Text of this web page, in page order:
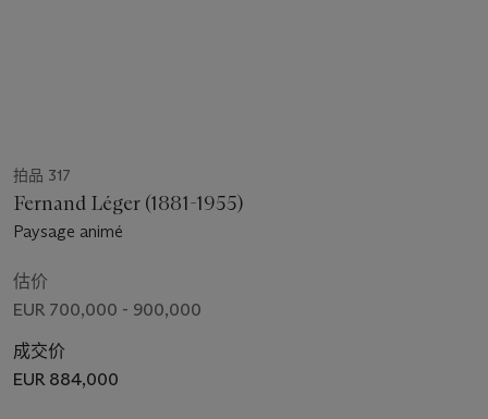
拍品 317
Fernand Léger (1881-1955)
Paysage animé
估价
EUR 700,000 - 900,000
成交价
EUR 884,000